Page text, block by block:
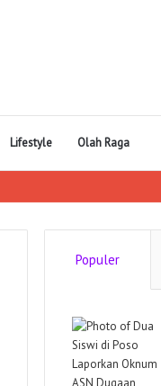
Lifestyle Olah Raga
Populer